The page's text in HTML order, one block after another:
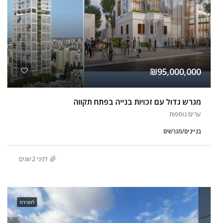
₪95,000,000
מגרש גדול עם זכויות בנייה בפתח תקווה
ערים נוספות
בניינים/מגרשים
לפני 2 שנים
למכירה